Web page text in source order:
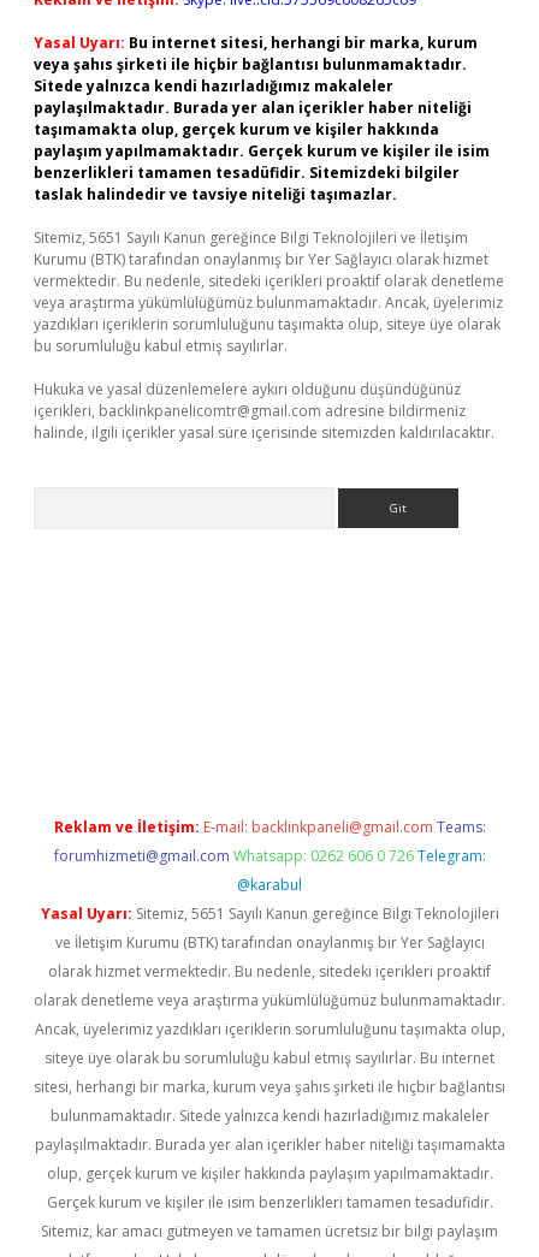
Yasal Uyarı: Bu internet sitesi, herhangi bir marka, kurum
veya şahıs şirketi ile hiçbir bağlantısı bulunmamaktadır.
Sitede yalnızca kendi hazırladığımız makaleler
paylaşılmaktadır. Burada yer alan içerikler haber niteliği
taşımamakta olup, gerçek kurum ve kişiler hakkında
paylaşım yapılmamaktadır. Gerçek kurum ve kişiler ile isim
benzerlikleri tamamen tesadüfidir. Sitemizdeki bilgiler
taslak halindedir ve tavsiye niteliği taşımazlar.
Sitemiz, 5651 Sayılı Kanun gereğince Bilgi Teknolojileri ve İletişim
Kurumu (BTK) tarafından onaylanmış bir Yer Sağlayıcı olarak hizmet
vermektedir. Bu nedenle, sitedeki içerikleri proaktif olarak denetleme
veya araştırma yükümlülüğümüz bulunmamaktadır. Ancak, üyelerimiz
yazdıkları içeriklerin sorumluluğunu taşımakta olup, siteye üye olarak
bu sorumluluğu kabul etmiş sayılırlar.
Hukuka ve yasal düzenlemelere aykırı olduğunu düşündüğünüz
içerikleri, backlinkpanelicomtr@gmail.com adresine bildirmeniz
halinde, ilgili içerikler yasal süre içerisinde sitemizden kaldırılacaktır.
Reklam ve İletişim: E-mail: backlinkpaneli@gmail.com Teams:
forumhizmeti@gmail.com Whatsapp: 0262 606 0 726 Telegram:
@karabul
Yasal Uyarı: Sitemiz, 5651 Sayılı Kanun gereğince Bilgi Teknolojileri
ve İletişim Kurumu (BTK) tarafından onaylanmış bir Yer Sağlayıcı
olarak hizmet vermektedir. Bu nedenle, sitedeki içerikleri proaktif
olarak denetleme veya araştırma yükümlülüğümüz bulunmamaktadır.
Ancak, üyelerimiz yazdıkları içeriklerin sorumluluğunu taşımakta olup,
siteye üye olarak bu sorumluluğu kabul etmiş sayılırlar. Bu internet
sitesi, herhangi bir marka, kurum veya şahıs şirketi ile hiçbir bağlantısı
bulunmamaktadır. Sitede yalnızca kendi hazırladığımız makaleler
paylaşılmaktadır. Burada yer alan içerikler haber niteliği taşımamakta
olup, gerçek kurum ve kişiler hakkında paylaşım yapılmamaktadır.
Gerçek kurum ve kişiler ile isim benzerlikleri tamamen tesadüfidir.
Sitemiz, kar amacı gütmeyen ve tamamen ücretsiz bir bilgi paylaşım